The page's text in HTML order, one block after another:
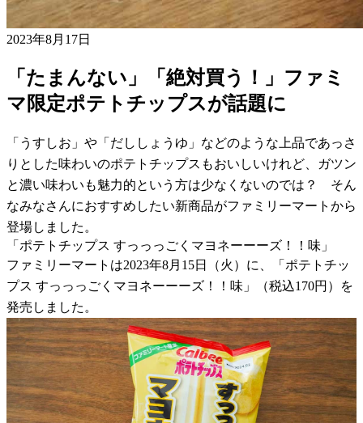
2023年8月17日
「たまんない」「絶対買う！」ファミ
マ限定ポテトチップスが話題に
「うすしお」や「だししょうゆ」などのような上品であっさ
りとした味わいのポテトチップスもおいしいけれど、ガツン
と濃い味わいも魅力的という方は少なくないのでは？ そん
なみなさんにおすすめしたい新商品がファミリーマートから
登場しました。
「ポテトチップス すっっっごくマヨネーーーズ！！味」
ファミリーマートは2023年8月15日（火）に、「ポテトチッ
プス すっっっごくマヨネーーーズ！！味」（税込170円）を
発売しました。